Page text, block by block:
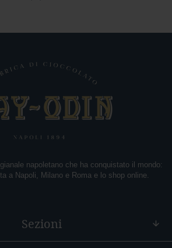
napoletano che ha conquistato il mondo:
a Napoli, Milano e Roma e lo shop online.
Sezioni